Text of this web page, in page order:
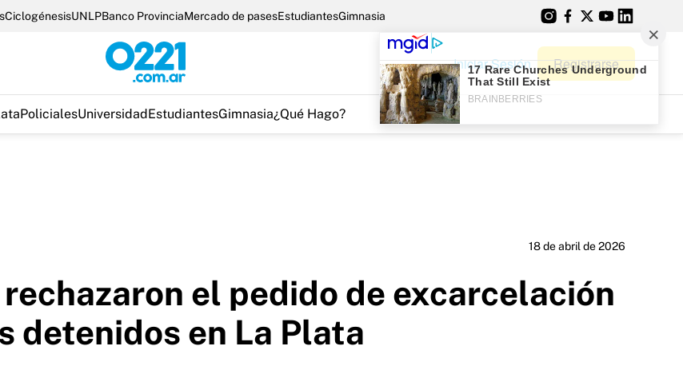
CiclogénesisUNLPBanco ProvinciaMercado de pasesEstudiantesGimnasia
Iniciar Sesión Registrarse
PolicialesUniversidadEstudiantesGimnasia¿Qué Hago?
18 de abril de 2026
el pedido de excarcelación
detenidos en La Plata